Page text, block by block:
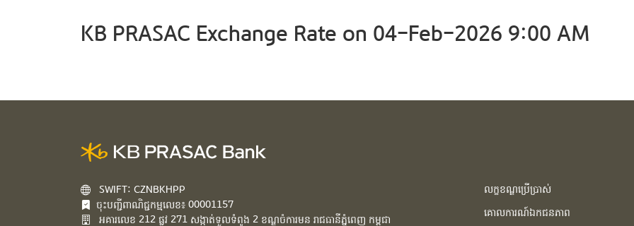
KB PRASAC Exchange Rate on 04-Feb-2026 9:00 AM
SWIFT: CZNBKHPP
ចុះបញ្ជីពាណិជ្ជកម្មលេខ៖ 00001157
អគារ​លេខ​ 212 ផ្លូវ 271 សង្កាត់ទួលទំពូង 2 ខណ្ឌចំការមន រាជធានីភ្នំពេញ កម្ពុជា​
លក្ខខណ្ឌប្រើប្រាស់
គោលការណ៍ឯកជនភាព